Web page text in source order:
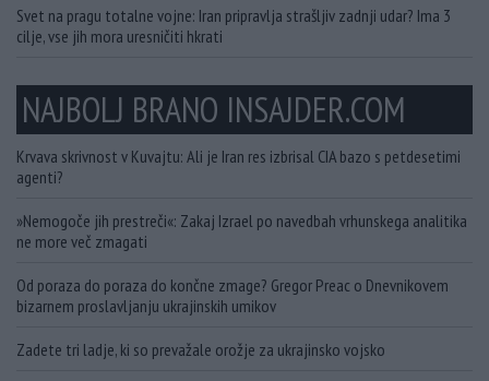
Svet na pragu totalne vojne: Iran pripravlja strašljiv zadnji udar? Ima 3
cilje, vse jih mora uresničiti hkrati
NAJBOLJ BRANO INSAJDER.COM
Krvava skrivnost v Kuvajtu: Ali je Iran res izbrisal CIA bazo s petdesetimi
agenti?
»Nemogoče jih prestreči«: Zakaj Izrael po navedbah vrhunskega analitika
ne more več zmagati
Od poraza do poraza do končne zmage? Gregor Preac o Dnevnikovem
bizarnem proslavljanju ukrajinskih umikov
Zadete tri ladje, ki so prevažale orožje za ukrajinsko vojsko